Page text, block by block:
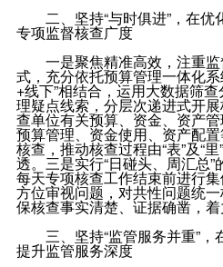
二、坚持“与时俱进”，在优
专项监督核查广度
一是聚焦精准高效，注重监
式，充分依托预算管理一体化
+线下”相结合，运用大数据筛
理疑点线索，分层次递进式开
查单位有关预算、资金、资产
预算管理、资金使用、资产配
核查，推动核查过程由“表”及“
透。三是实行“日碰头、周汇总
每天专项核查工作结束前进行
方位审视问题，对共性问题统
保核查事实清楚、证据确凿，
三、坚持“监管服务并重”，
提升监管服务深度